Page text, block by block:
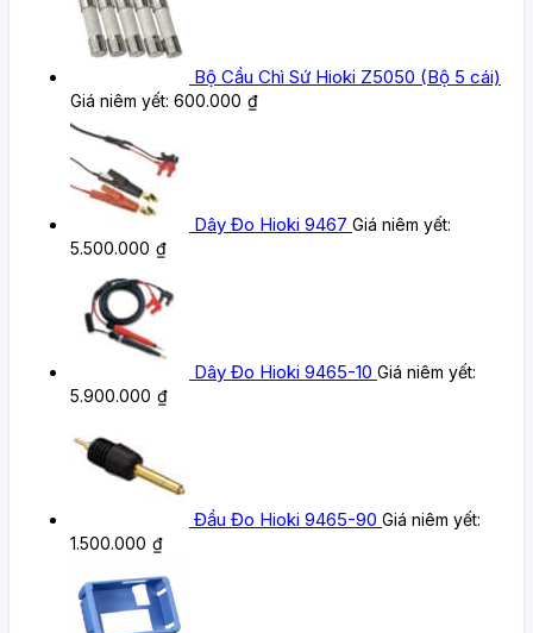
Bộ Cầu Chì Sứ Hioki Z5050 (Bộ 5 cái)
Giá niêm yết: 600.000 ₫
Dây Đo Hioki 9467 Giá niêm yết:
5.500.000 ₫
Dây Đo Hioki 9465-10 Giá niêm yết:
5.900.000 ₫
Đầu Đo Hioki 9465-90 Giá niêm yết:
1.500.000 ₫